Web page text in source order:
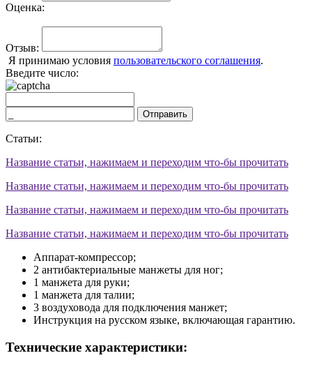
Оценка:
Отзыв:
Я принимаю условия пользовательского соглашения.
Введите число:
Отправить
Статьи:
Название статьи, нажимаем и переходим что-бы прочитать
Название статьи, нажимаем и переходим что-бы прочитать
Название статьи, нажимаем и переходим что-бы прочитать
Название статьи, нажимаем и переходим что-бы прочитать
Аппарат-компрессор;
2 антибактериальные манжеты для ног;
1 манжета для руки;
1 манжета для талии;
3 воздуховода для подключения манжет;
Инструкция на русском языке, включающая гарантию.
Технические характеристики: